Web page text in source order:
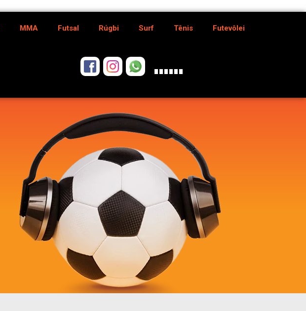
MMA Futsal Rúgbi Surf Tênis Futevôlei